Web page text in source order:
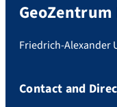
Friedrich-Alexander
Contact and